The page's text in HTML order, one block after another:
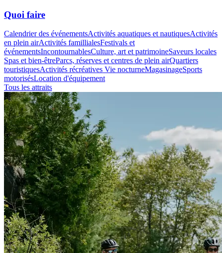
Quoi faire
Calendrier des événementsActivités aquatiques et nautiquesActivités
en plein airActivités famillialesFestivals et
événementsIncontournablesCulture, art et patrimoineSaveurs locales
Spas et bien-êtreParcs, réserves et centres de plein airQuartiers
touristiquesActivités récréatives Vie nocturneMagasinageSports
motorisésLocation d'équipement
Tous les attraits